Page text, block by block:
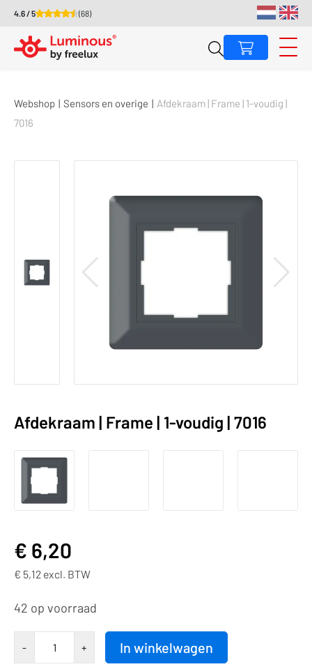
4.6 / 5 (68)
Webshop | Sensors en overige | Afdekraam | Frame | 1-voudig |
7016
Afdekraam | Frame | 1-voudig | 7016
€ 6,20
€ 5,12 excl. BTW
42 op voorraad
- +
Afdekraam
|
In winkelwagen